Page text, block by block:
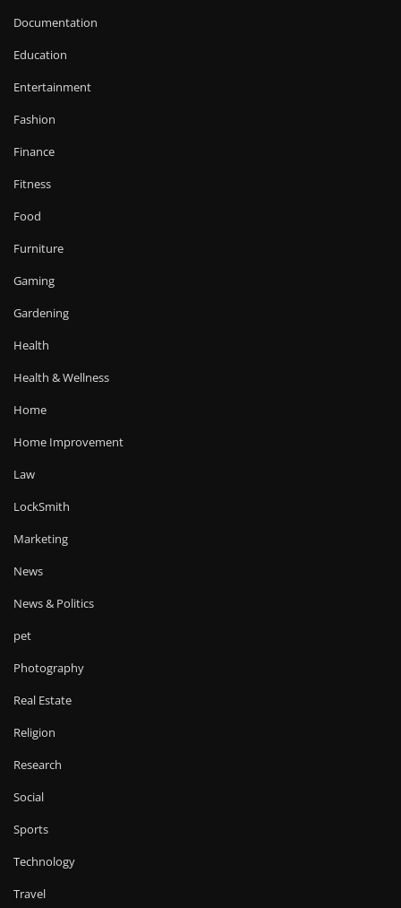
Documentation
Education
Entertainment
Fashion
Finance
Fitness
Food
Furniture
Gaming
Gardening
Health
Health & Wellness
Home
Home Improvement
Law
LockSmith
Marketing
News
News & Politics
pet
Photography
Real Estate
Religion
Research
Social
Sports
Technology
Travel